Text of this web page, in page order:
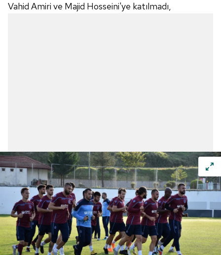
Vahid Amiri ve Majid Hosseini'ye katılmadı,